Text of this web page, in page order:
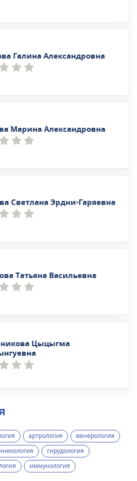
Галина Александровна
Марина Александровна
Светлана Эрдни-Гаряевна
Татьяна Васильевна
Цыцыгма
артрология
венерология
гирудология
иммунология